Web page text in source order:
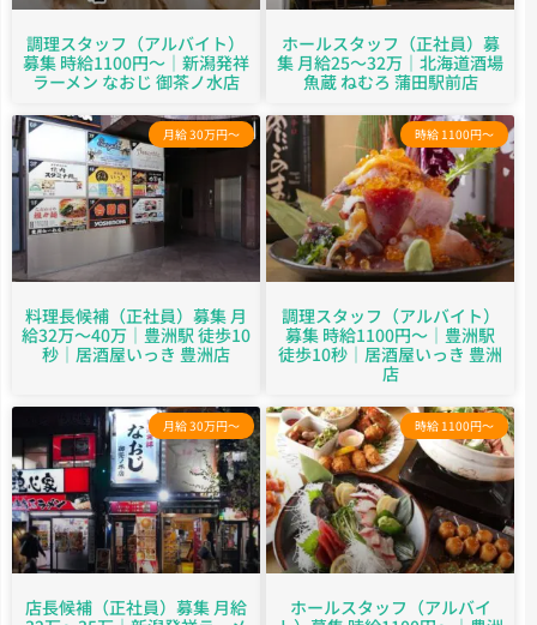
調理スタッフ（アルバイト）
募集 時給1100円～｜新潟発祥
ラーメン なおじ 御茶ノ水店
ホールスタッフ（正社員）募
集 月給25～32万｜北海道酒場
魚蔵 ねむろ 蒲田駅前店
月給 30万円～
料理長候補（正社員）募集 月
給32万～40万｜豊洲駅 徒歩10
秒｜居酒屋いっき 豊洲店
時給 1100円～
調理スタッフ（アルバイト）
募集 時給1100円～｜豊洲駅
徒歩10秒｜居酒屋いっき 豊洲
店
月給 30万円～
店長候補（正社員）募集 月給
時給 1100円～
ホールスタッフ（アルバイ